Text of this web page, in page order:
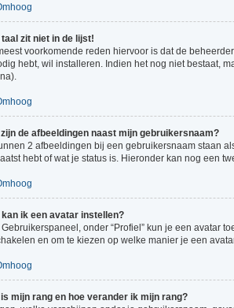
taal zit niet in de lijst!
voorkomende reden hiervoor is dat de
hebt, wil installeren. Indien het nog niet bestaat,
de afbeeldingen naast mijn gebruikersnaam?
2 afbeeldingen bij een gebruikersnaam staan
hebt of wat je status is. Hieronder kan nog een
kan ik een avatar instellen?
Gebruikerspaneel, onder “Profiel” kun je een avatar
en om te kiezen op welke manier je een
mijn rang en hoe verander ik mijn rang?